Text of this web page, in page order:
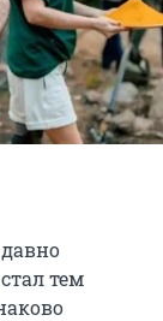
тем